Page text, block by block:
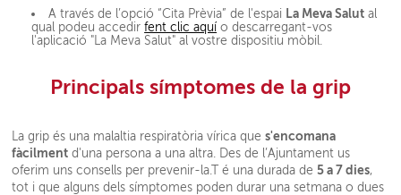
A través de l’opció “Cita Prèvia” de l'espai La Meva Salut al
qual podeu accedirfent clic aquí o descarregant-vos
l'aplicació "La Meva Salut" al vostre dispositiu mòbil.
Principals símptomes de la grip
La grip és una malaltia respiratòria vírica ques'encomana
fàcilment d'una persona a una altra. Des de l’Ajuntament us
oferim uns consells per prevenir-la.T é una durada de5 a 7 dies,
tot i que alguns dels símptomes poden durar una setmana o dues